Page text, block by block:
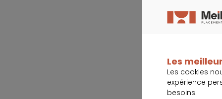
Les
Les cookies
expérience
besoins.